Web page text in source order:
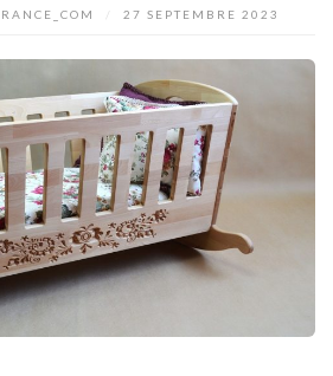
27 SEPTEMBRE 2023